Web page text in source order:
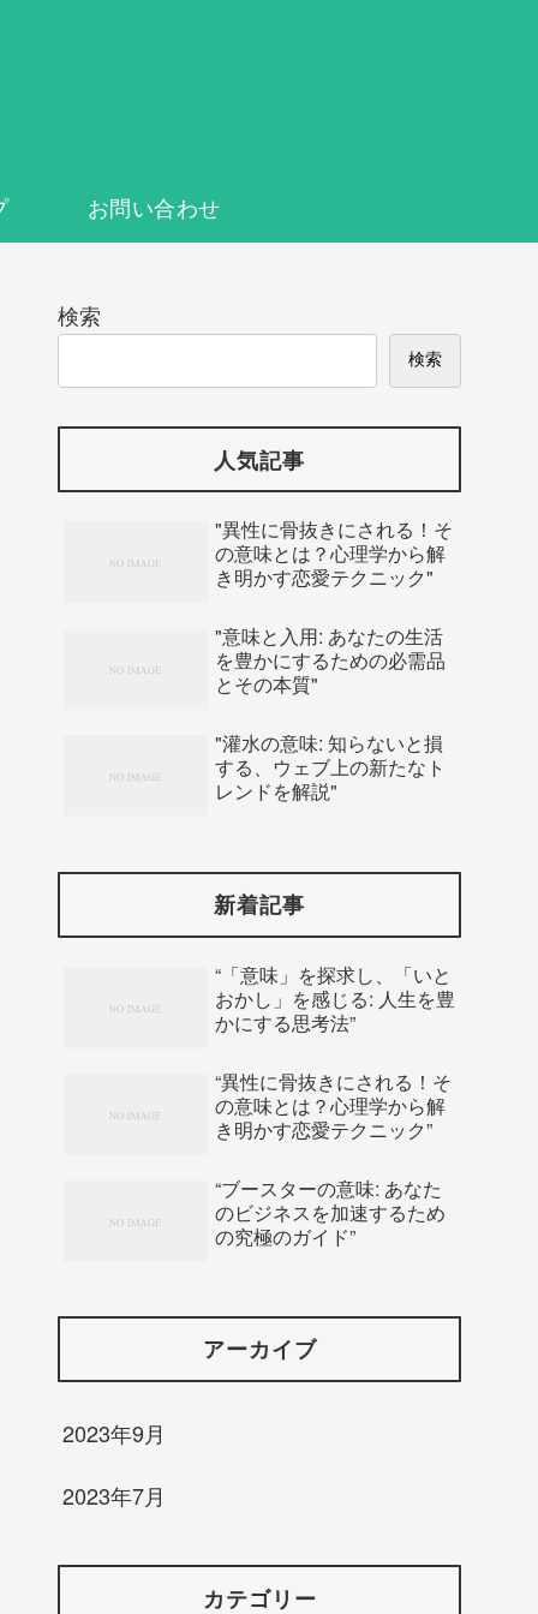
お問い合わせ
検索
検索
人気記事
"異性に骨抜きにされる！そ
の意味とは？心理学から解
き明かす恋愛テクニック"
"意味と入用: あなたの生活
を豊かにするための必需品
とその本質"
"灌水の意味: 知らないと損
する、ウェブ上の新たなト
レンドを解説"
新着記事
“「意味」を探求し、「いと
おかし」を感じる: 人生を豊
かにする思考法”
“異性に骨抜きにされる！そ
の意味とは？心理学から解
き明かす恋愛テクニック”
“ブースターの意味: あなた
のビジネスを加速するため
の究極のガイド”
アーカイブ
2023年9月
2023年7月
カテゴリー